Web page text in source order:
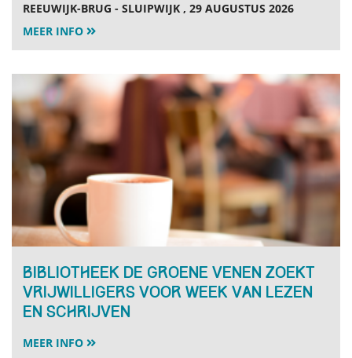
REEUWIJK-BRUG - SLUIPWIJK , 29 AUGUSTUS 2026
MEER INFO
Bibliotheek De Groene Venen zoekt
vrijwilligers voor Week van Lezen
en Schrijven
MEER INFO